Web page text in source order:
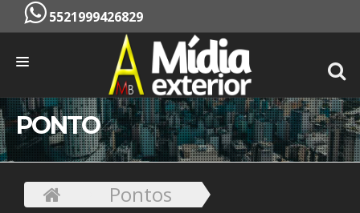
5521999426829
INÍCIO
EMPRESA
PONTOS
PONTO
Pontos